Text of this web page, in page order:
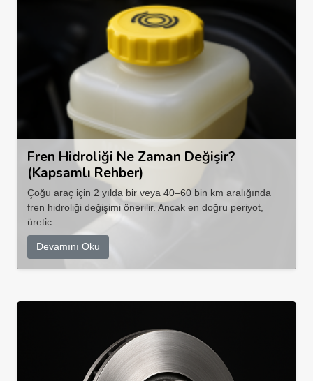
Fren Hidroliği Ne Zaman Değişir?
(Kapsamlı Rehber)
Çoğu araç için 2 yılda bir veya 40–60 bin km aralığında
fren hidroliği değişimi önerilir. Ancak en doğru periyot,
üretic...
Devamını Oku